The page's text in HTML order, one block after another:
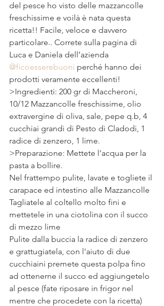
del pesce ho visto delle mazzancolle
freschissime e voilà è nata questa
ricetta!! Facile, veloce e davvero
particolare.. Correte sulla pagina di
Luca e Daniela dell’azienda
@ficoesserebuoni perché hanno dei
prodotti veramente eccellenti!
>Ingredienti: 200 gr di Maccheroni,
10/12 Mazzancolle freschissime, olio
extravergine di oliva, sale, pepe q.b, 4
cucchiai grandi di Pesto di Cladodi, 1
radice di zenzero, 1 lime.
>Preparazione: Mettete l'acqua per la
pasta a bollire.
Nel frattempo pulite, lavate e togliete il
carapace ed intestino alle Mazzancolle
Tagliatele al coltello molto fini e
mettetele in una ciotolina con il succo
di mezzo lime
Pulite dalla buccia la radice di zenzero
e grattugiatela, con l'aiuto di due
cucchiaini premete questa polpa fino
ad ottenerne il succo ed aggiungetelo
al pesce (fate riposare in frigor nel
mentre che procedete con la ricetta)